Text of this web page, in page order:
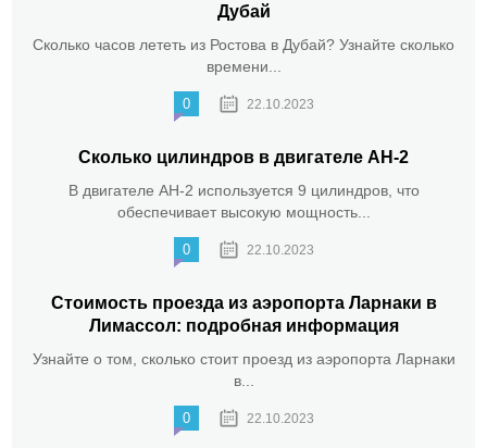
Дубай
Сколько часов лететь из Ростова в Дубай? Узнайте сколько
времени...
0 22.10.2023
Сколько цилиндров в двигателе АН-2
В двигателе АН-2 используется 9 цилиндров, что
обеспечивает высокую мощность...
0 22.10.2023
Стоимость проезда из аэропорта Ларнаки в
Лимассол: подробная информация
Узнайте о том, сколько стоит проезд из аэропорта Ларнаки
в...
0 22.10.2023